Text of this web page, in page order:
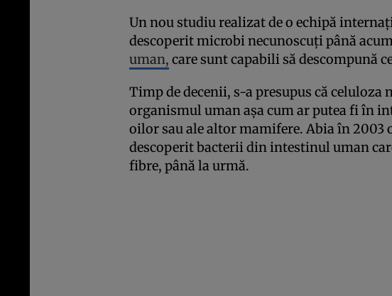
Un nou studiu realizat de o echipă
descoperit microbi necunoscuți până
uman, care sunt capabili să descompună
Timp de decenii, s-a presupus că celuloza
organismul uman așa cum ar putea fi în
oilor sau ale altor mamifere. Abia în 2003
descoperit bacterii din intestinul uman
fibre, până la urmă.